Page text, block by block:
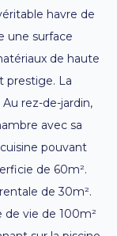
havre de
une surface
de haute
prestige. La
rez-de-jardin,
avec sa
pouvant
de 60m².
de 30m².
de vie de 100m²